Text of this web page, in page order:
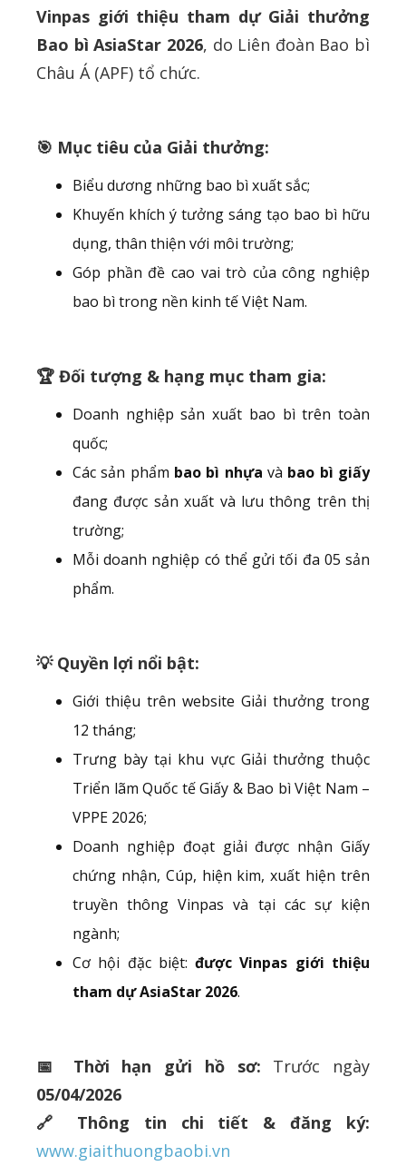
Vinpas giới thiệu tham dự Giải thưởng
Bao bì AsiaStar 2026, do Liên đoàn Bao bì
Châu Á (APF) tổ chức.
🎯 Mục tiêu của Giải thưởng:
Biểu dương những bao bì xuất sắc;
Khuyến khích ý tưởng sáng tạo bao bì hữu
dụng, thân thiện với môi trường;
Góp phần đề cao vai trò của công nghiệp
bao bì trong nền kinh tế Việt Nam.
🏆 Đối tượng & hạng mục tham gia:
Doanh nghiệp sản xuất bao bì trên toàn
quốc;
Các sản phẩm bao bì nhựa và bao bì giấy
đang được sản xuất và lưu thông trên thị
trường;
Mỗi doanh nghiệp có thể gửi tối đa 05 sản
phẩm.
💡 Quyền lợi nổi bật:
Giới thiệu trên website Giải thưởng trong
12 tháng;
Trưng bày tại khu vực Giải thưởng thuộc
Triển lãm Quốc tế Giấy & Bao bì Việt Nam –
VPPE 2026;
Doanh nghiệp đoạt giải được nhận Giấy
chứng nhận, Cúp, hiện kim, xuất hiện trên
truyền thông Vinpas và tại các sự kiện
ngành;
Cơ hội đặc biệt:được Vinpas giới thiệu
tham dự AsiaStar 2026.
📅 Thời hạn gửi hồ sơ: Trước ngày
05/04/2026
🔗 Thông tin chi tiết & đăng ký:
www.giaithuongbaobi.vn